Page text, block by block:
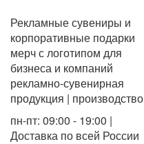
Рекламные сувениры и
корпоративные подарки
мерч с логотипом для
бизнеса и компаний
рекламно-сувенирная
продукция | производство
пн-пт: 09:00 - 19:00 |
Доставка по всей России